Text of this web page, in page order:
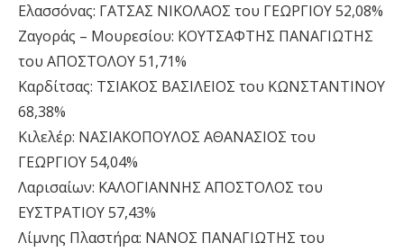
Ελασσόνας: ΓΑΤΣΑΣ ΝΙΚΟΛΑΟΣ του ΓΕΩΡΓΙΟΥ 52,08%
Ζαγοράς – Μουρεσίου: ΚΟΥΤΣΑΦΤΗΣ ΠΑΝΑΓΙΩΤΗΣ
του ΑΠΟΣΤΟΛΟΥ 51,71%
Καρδίτσας: ΤΣΙΑΚΟΣ ΒΑΣΙΛΕΙΟΣ του ΚΩΝΣΤΑΝΤΙΝΟΥ
68,38%
Κιλελέρ: ΝΑΣΙΑΚΟΠΟΥΛΟΣ ΑΘΑΝΑΣΙΟΣ του
ΓΕΩΡΓΙΟΥ 54,04%
Λαρισαίων: ΚΑΛΟΓΙΑΝΝΗΣ ΑΠΟΣΤΟΛΟΣ του
ΕΥΣΤΡΑΤΙΟΥ 57,43%
Λίμνης Πλαστήρα: ΝΑΝΟΣ ΠΑΝΑΓΙΩΤΗΣ του